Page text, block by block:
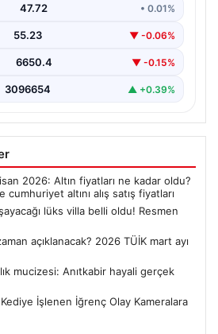
47.72 • 0.01%
55.23 ▼ -0.06%
6650.4 ▼ -0.15%
3096654 ▲ +0.39%
2026: Altın fiyatları ne kadar oldu?
cumhuriyet altını alış satış fiyatları
lüks villa belli oldu! Resmen
açıklanacak? 2026 TÜİK mart ayı
mucizesi: Anıtkabir hayali gerçek
İşlenen İğrenç Olay Kameralara